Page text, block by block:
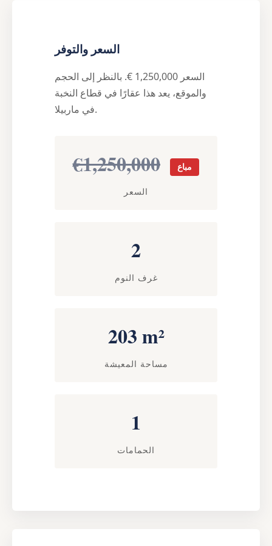
السعر والتوفر
السعر 1,250,000 €. بالنظر إلى الحجم
والموقع، يعد هذا عقارًا في قطاع النخبة
في ماربيلا.
€1,250,000 مباع
السعر
2
غرف النوم
203 m²
مساحة المعيشة
1
الحمامات